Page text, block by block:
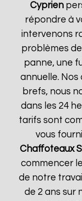
Cyprien
répondre à
intervenons
problèmes
panne, une
annuelle.
brefs, nous
dans les 24
tarifs sont
vous
Chaffoteaux
commencer
de notre
de 2 ans sur